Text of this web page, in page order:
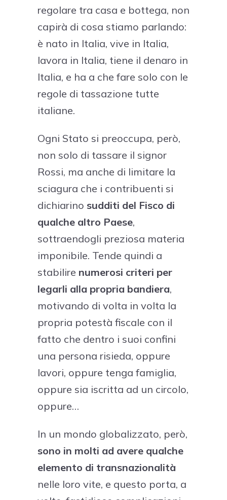
regolare tra casa e bottega, non
capirà di cosa stiamo parlando:
è nato in Italia, vive in Italia,
lavora in Italia, tiene il denaro in
Italia, e ha a che fare solo con le
regole di tassazione tutte
italiane.
Ogni Stato si preoccupa, però,
non solo di tassare il signor
Rossi, ma anche di limitare la
sciagura che i contribuenti si
dichiarino sudditi del Fisco di
qualche altro Paese,
sottraendogli preziosa materia
imponibile. Tende quindi a
stabilire numerosi criteri per
legarli alla propria bandiera,
motivando di volta in volta la
propria potestà fiscale con il
fatto che dentro i suoi confini
una persona risieda, oppure
lavori, oppure tenga famiglia,
oppure sia iscritta ad un circolo,
oppure…
In un mondo globalizzato, però,
sono in molti ad avere qualche
elemento di transnazionalità
nelle loro vite, e questo porta, a